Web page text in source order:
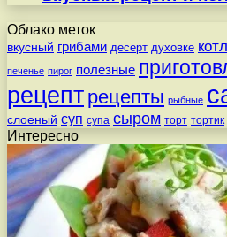
Облако меток
вкусный грибами десерт духовке
печенье пирог полезные
рецепт рецепты рыбные
слоеный суп супа сыром торт тортик
Интересно